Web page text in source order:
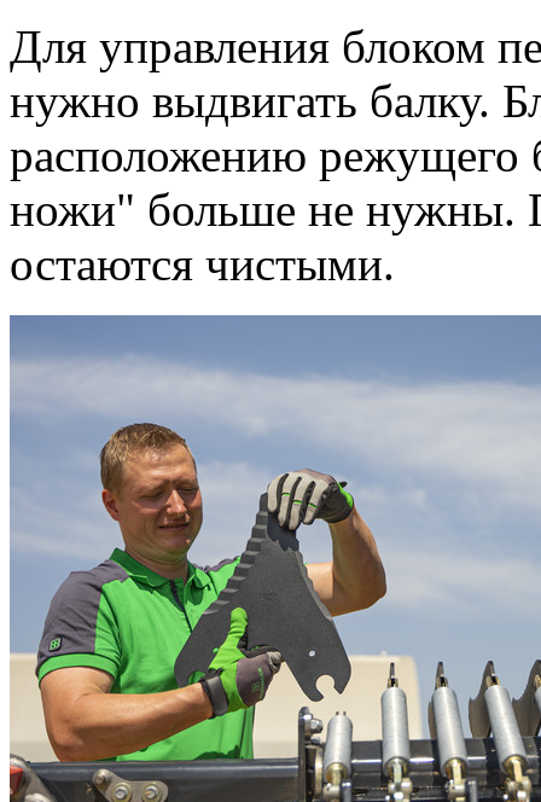
Для управления блоком
нужно выдвигать балку.
расположению режущего
ножи" больше не нужны.
остаются чистыми.